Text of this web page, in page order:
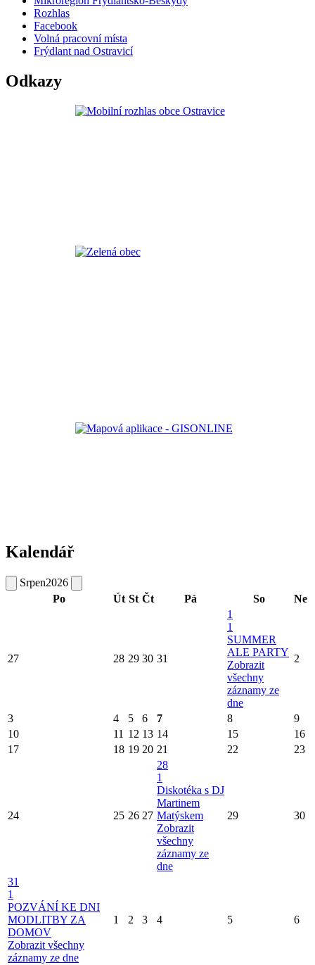
Rozhlas
Facebook
Volná pracovní místa
Frýdlant nad Ostravicí
Odkazy
Kalendář
Srpen2026
Po
Út St Čt Pá So Ne
27 28 29 30 31
1
1
SUMMER
ALE PARTY
Zobrazit
všechny
záznamy ze
dne
2
3 4 5 6 7 8
9
10
11 12 13 14 15
16
17
18 19 20 21 22 23
24 25 26 27
28
1
Diskotéka s DJ
Martinem
Matýskem
Zobrazit
všechny
záznamy ze
dne
29 30
31
1
POZVÁNÍ KE DNI
MODLITBY ZA
DOMOV
Zobrazit všechny
záznamy ze dne
1 2 3 4 5 6